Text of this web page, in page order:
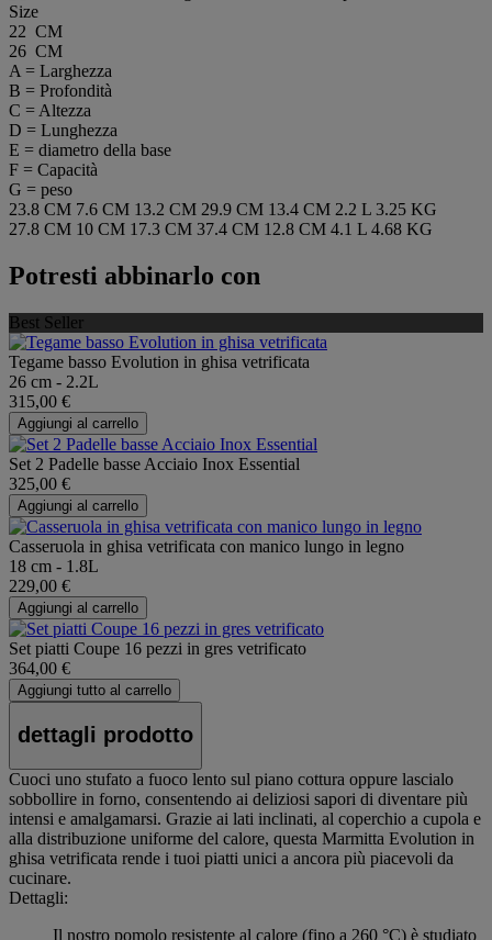
Size
22 CM
26 CM
A = Larghezza
B = Profondità
C = Altezza
D = Lunghezza
E = diametro della base
F = Capacità
G = peso
23.8 CM 7.6 CM 13.2 CM 29.9 CM 13.4 CM 2.2 L 3.25 KG
27.8 CM 10 CM 17.3 CM 37.4 CM 12.8 CM 4.1 L 4.68 KG
Potresti abbinarlo con
Best Seller
Tegame basso Evolution in ghisa vetrificata
26 cm - 2.2L
315,00 €
Aggiungi al carrello
Set 2 Padelle basse Acciaio Inox Essential
325,00 €
Aggiungi al carrello
Casseruola in ghisa vetrificata con manico lungo in legno
18 cm - 1.8L
229,00 €
Aggiungi al carrello
Set piatti Coupe 16 pezzi in gres vetrificato
364,00 €
Aggiungi tutto al carrello
dettagli prodotto
Cuoci uno stufato a fuoco lento sul piano cottura oppure lascialo
sobbollire in forno, consentendo ai deliziosi sapori di diventare più
intensi e amalgamarsi. Grazie ai lati inclinati, al coperchio a cupola e
alla distribuzione uniforme del calore, questa Marmitta Evolution in
ghisa vetrificata rende i tuoi piatti unici a ancora più piacevoli da
cucinare.
Dettagli:
Il nostro pomolo resistente al calore (fino a 260 °C) è studiato